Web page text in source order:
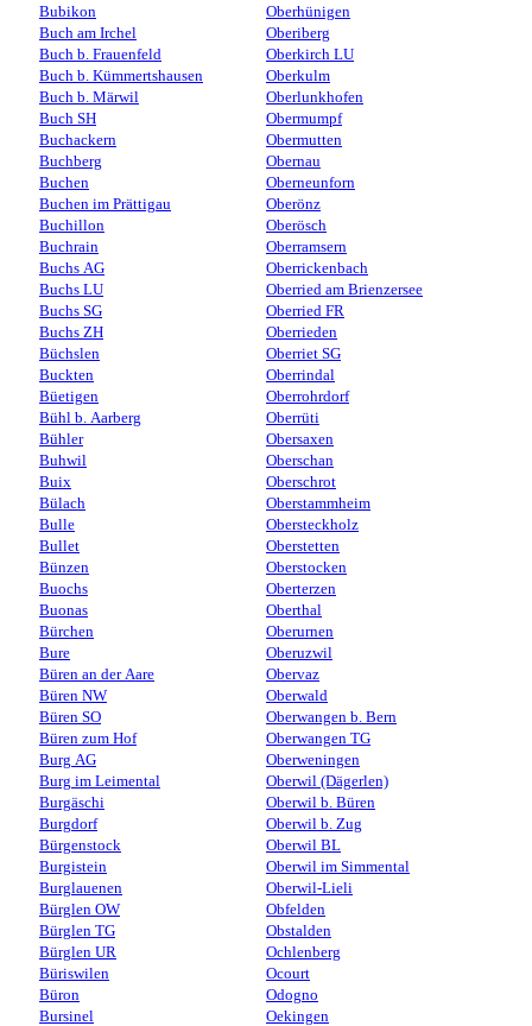
Bubikon
Buch am Irchel
Buch b. Frauenfeld
Buch b. Kümmertshausen
Buch b. Märwil
Buch SH
Buchackern
Buchberg
Buchen
Buchen im Prättigau
Buchillon
Buchrain
Buchs AG
Buchs LU
Buchs SG
Buchs ZH
Büchslen
Buckten
Büetigen
Bühl b. Aarberg
Bühler
Buhwil
Buix
Bülach
Bulle
Bullet
Bünzen
Buochs
Buonas
Bürchen
Bure
Büren an der Aare
Büren NW
Büren SO
Büren zum Hof
Burg AG
Burg im Leimental
Burgäschi
Burgdorf
Bürgenstock
Burgistein
Burglauenen
Bürglen OW
Bürglen TG
Bürglen UR
Büriswilen
Büron
Bursinel
Oberhünigen
Oberiberg
Oberkirch LU
Oberkulm
Oberlunkhofen
Obermumpf
Obermutten
Obernau
Oberneunforn
Oberönz
Oberösch
Oberramsern
Oberrickenbach
Oberried am Brienzersee
Oberried FR
Oberrieden
Oberriet SG
Oberrindal
Oberrohrdorf
Oberrüti
Obersaxen
Oberschan
Oberschrot
Oberstammheim
Obersteckholz
Oberstetten
Oberstocken
Oberterzen
Oberthal
Oberurnen
Oberuzwil
Obervaz
Oberwald
Oberwangen b. Bern
Oberwangen TG
Oberweningen
Oberwil (Dägerlen)
Oberwil b. Büren
Oberwil b. Zug
Oberwil BL
Oberwil im Simmental
Oberwil-Lieli
Obfelden
Obstalden
Ochlenberg
Ocourt
Odogno
Oekingen